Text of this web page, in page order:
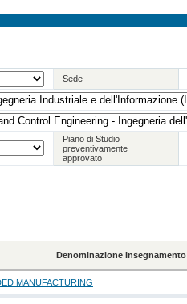
Sede
Piano di Studio
preventivamente
approvato
Denominazione Insegnamento
MANUFACTURING